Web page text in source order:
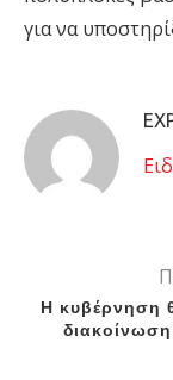
για να
Η κυβέρνηση